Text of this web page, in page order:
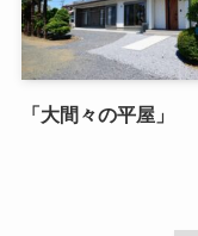
「大間々の平屋」